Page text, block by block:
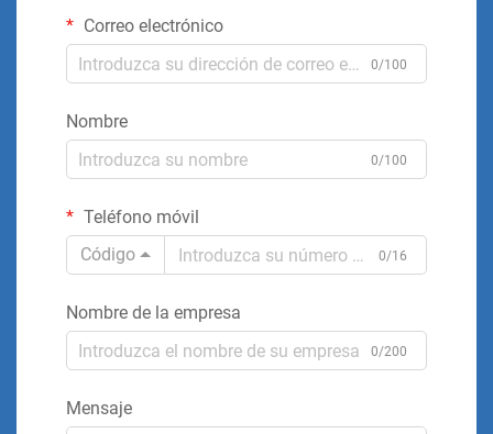
Correo electrónico
0/100
Nombre
0/100
Teléfono móvil
Código
0/16
Nombre de la empresa
0/200
Mensaje